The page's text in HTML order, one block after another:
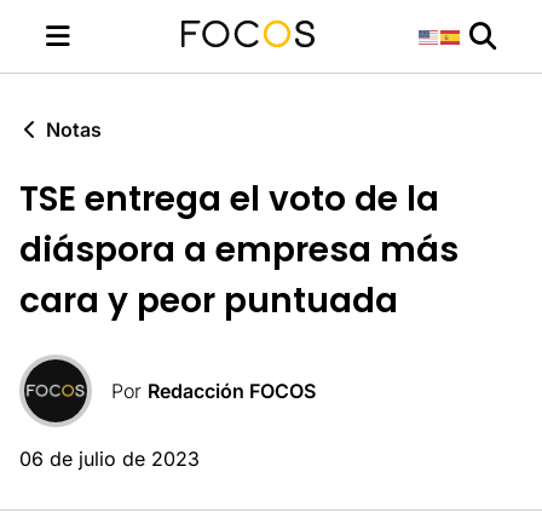
Notas
TSE entrega el voto de la
diáspora a empresa más
cara y peor puntuada
Por Redacción FOCOS
06 de julio de 2023